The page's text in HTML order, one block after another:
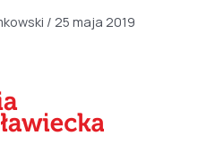
/ 25 maja 2019